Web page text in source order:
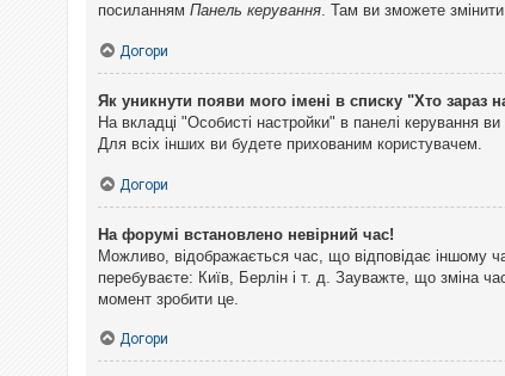
посиланням Панель керування. Там ви зможете
Догори
Як уникнути появи мого імені в списку "Хто зараз
На вкладці "Особисті настройки" в панелі керування
Для всіх інших ви будете прихованим користувачем.
Догори
На форумі встановлено невірний час!
Можливо, відображається час, що відповідає іншому
перебуваєте: Київ, Берлін і т. д. Зауважте, що зміна
момент зробити це.
Догори